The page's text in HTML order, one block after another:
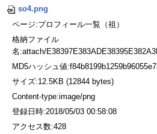
so4.png
ページ:プロフィール一覧（祖）
格納ファイル
名:attach/
MD5ハッシュ値
サイズ:12.5KB (12844 bytes)
Content-type:image/png
登録日時:2018/05/03 00:58:08
アクセス数:428